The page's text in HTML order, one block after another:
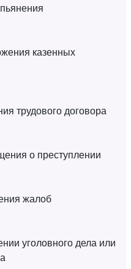
казенных
трудового договора
о преступлении
жалоб
уголовного дела или